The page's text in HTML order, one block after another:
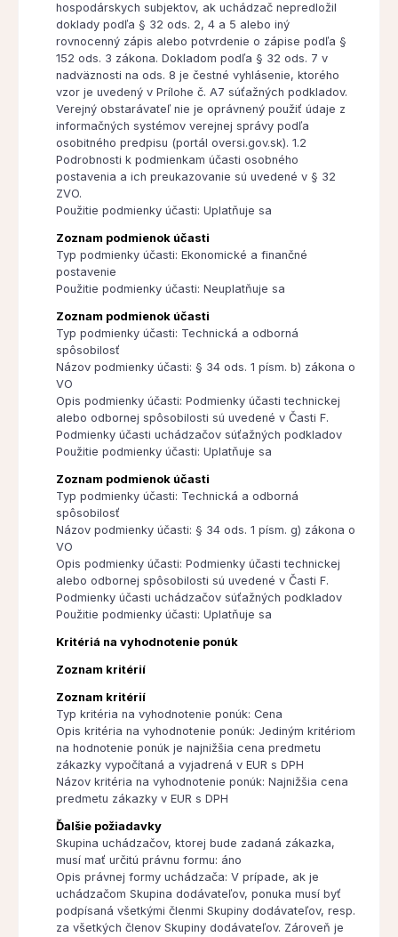
hospodárskych subjektov, ak uchádzač nepredložil
doklady podľa § 32 ods. 2, 4 a 5 alebo iný
rovnocenný zápis alebo potvrdenie o zápise podľa §
152 ods. 3 zákona. Dokladom podľa § 32 ods. 7 v
nadväznosti na ods. 8 je čestné vyhlásenie, ktorého
vzor je uvedený v Prílohe č. A7 súťažných podkladov.
Verejný obstarávateľ nie je oprávnený použiť údaje z
informačných systémov verejnej správy podľa
osobitného predpisu (portál oversi.gov.sk). 1.2
Podrobnosti k podmienkam účasti osobného
postavenia a ich preukazovanie sú uvedené v § 32
ZVO.
Použitie podmienky účasti: Uplatňuje sa
Zoznam podmienok účasti
Typ podmienky účasti: Ekonomické a finančné
postavenie
Použitie podmienky účasti: Neuplatňuje sa
Zoznam podmienok účasti
Typ podmienky účasti: Technická a odborná
spôsobilosť
Názov podmienky účasti: § 34 ods. 1 písm. b) zákona o
VO
Opis podmienky účasti: Podmienky účasti technickej
alebo odbornej spôsobilosti sú uvedené v Časti F.
Podmienky účasti uchádzačov súťažných podkladov
Použitie podmienky účasti: Uplatňuje sa
Zoznam podmienok účasti
Typ podmienky účasti: Technická a odborná
spôsobilosť
Názov podmienky účasti: § 34 ods. 1 písm. g) zákona o
VO
Opis podmienky účasti: Podmienky účasti technickej
alebo odbornej spôsobilosti sú uvedené v Časti F.
Podmienky účasti uchádzačov súťažných podkladov
Použitie podmienky účasti: Uplatňuje sa
Kritériá na vyhodnotenie ponúk
Zoznam kritérií
Zoznam kritérií
Typ kritéria na vyhodnotenie ponúk: Cena
Opis kritéria na vyhodnotenie ponúk: Jediným kritériom
na hodnotenie ponúk je najnižšia cena predmetu
zákazky vypočítaná a vyjadrená v EUR s DPH
Názov kritéria na vyhodnotenie ponúk: Najnižšia cena
predmetu zákazky v EUR s DPH
Ďalšie požiadavky
Skupina uchádzačov, ktorej bude zadaná zákazka,
musí mať určitú právnu formu: áno
Opis právnej formy uchádzača: V prípade, ak je
uchádzačom Skupina dodávateľov, ponuka musí byť
podpísaná všetkými členmi Skupiny dodávateľov, resp.
za všetkých členov Skupiny dodávateľov. Zároveň je